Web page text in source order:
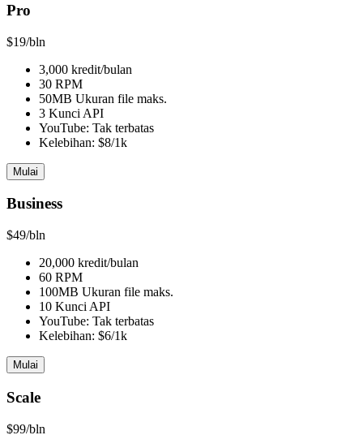
Pro
$19/bln
3,000 kredit/bulan
30 RPM
50MB Ukuran file maks.
3 Kunci API
YouTube: Tak terbatas
Kelebihan: $8/1k
Mulai
Business
$49/bln
20,000 kredit/bulan
60 RPM
100MB Ukuran file maks.
10 Kunci API
YouTube: Tak terbatas
Kelebihan: $6/1k
Mulai
Scale
$99/bln